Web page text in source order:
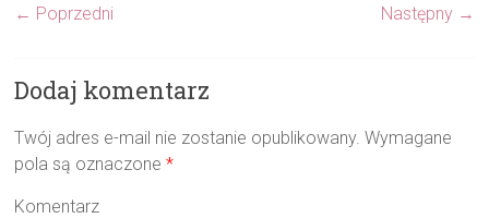
← Poprzedni Następny →
Dodaj komentarz
Twój adres e-mail nie zostanie opublikowany. Wymagane
pola są oznaczone*
Komentarz